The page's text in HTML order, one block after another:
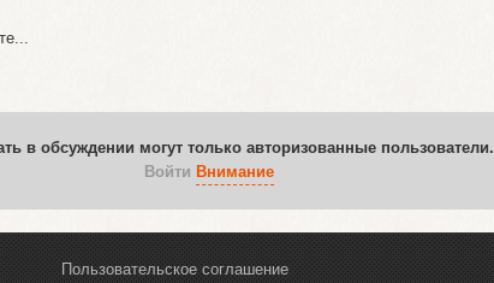
в обсуждении могут только авторизованные пользователи.
Войти Внимание
Пользовательское соглашение